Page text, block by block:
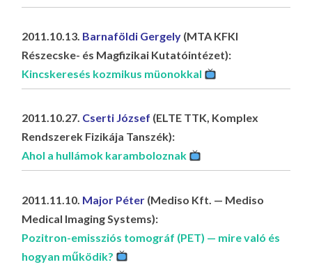
2011.10.13. Barnaföldi Gergely (MTA KFKI
Részecske- és Magfizikai Kutatóintézet):
Kincskeresés kozmikus müonokkal
2011.10.27. Cserti József (ELTE TTK, Komplex
Rendszerek Fizikája Tanszék):
Ahol a hullámok karamboloznak
2011.11.10. Major Péter (Mediso Kft. — Mediso
Medical Imaging Systems):
Pozitron-emissziós tomográf (PET) — mire való és
hogyan működik?